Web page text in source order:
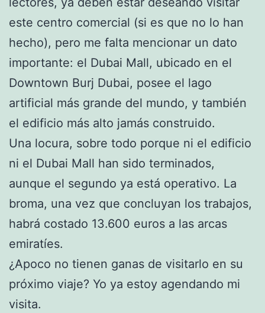
este centro comercial (si es que no lo han
hecho), pero me falta mencionar un dato
importante: el Dubai Mall, ubicado en el
Downtown Burj Dubai, posee el lago
artificial más grande del mundo, y también
el edificio más alto jamás construido.
Una locura, sobre todo porque ni el edificio
ni el Dubai Mall han sido terminados,
aunque el segundo ya está operativo. La
broma, una vez que concluyan los trabajos,
habrá costado 13.600 euros a las arcas
emiratíes.
¿Apoco no tienen ganas de visitarlo en su
próximo viaje? Yo ya estoy agendando mi
visita.